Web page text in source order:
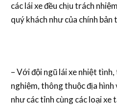
các lái xe đều chịu trách
quý khách như của chính bản
– Với đội ngũ lái xe nhiệt
nghiệm, thông thuộc địa hình
như các tỉnh cùng các loại xe